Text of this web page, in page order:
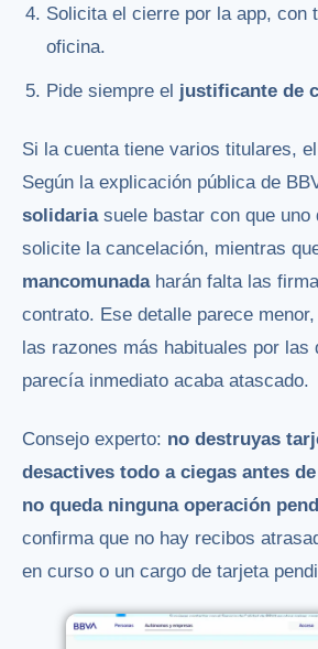
Solicita el cierre por la app, con
oficina.
Pide siempre el justificante de
Si la cuenta tiene varios titulares,
Según la explicación pública de
solidariasuele bastar con que uno
solicite la cancelación, mientras
mancomunadaharán falta las
contrato. Ese detalle parece
las razones más habituales por las
parecía inmediato acaba atascado.
Consejo experto: no destruyas
desactives todo a ciegas antes
no queda ninguna operación
confirma que no hay recibos
en curso o un cargo de tarjeta